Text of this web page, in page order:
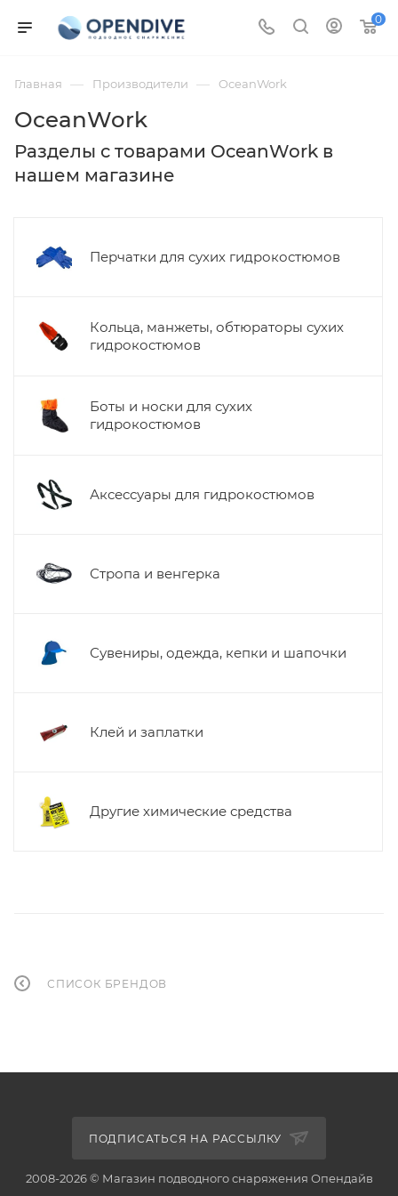
0
Главная — Производители — OceanWork
OceanWork
Разделы с товарами OceanWork в
нашем магазине
Перчатки для сухих гидрокостюмов
Кольца, манжеты, обтюраторы сухих
гидрокостюмов
Боты и носки для сухих
гидрокостюмов
Аксессуары для гидрокостюмов
Стропа и венгерка
Сувениры, одежда, кепки и шапочки
Клей и заплатки
Другие химические средства
СПИСОК БРЕНДОВ
ПОДПИСАТЬСЯ НА РАССЫЛКУ
2008-2026 © Магазин подводного снаряжения Опендайв